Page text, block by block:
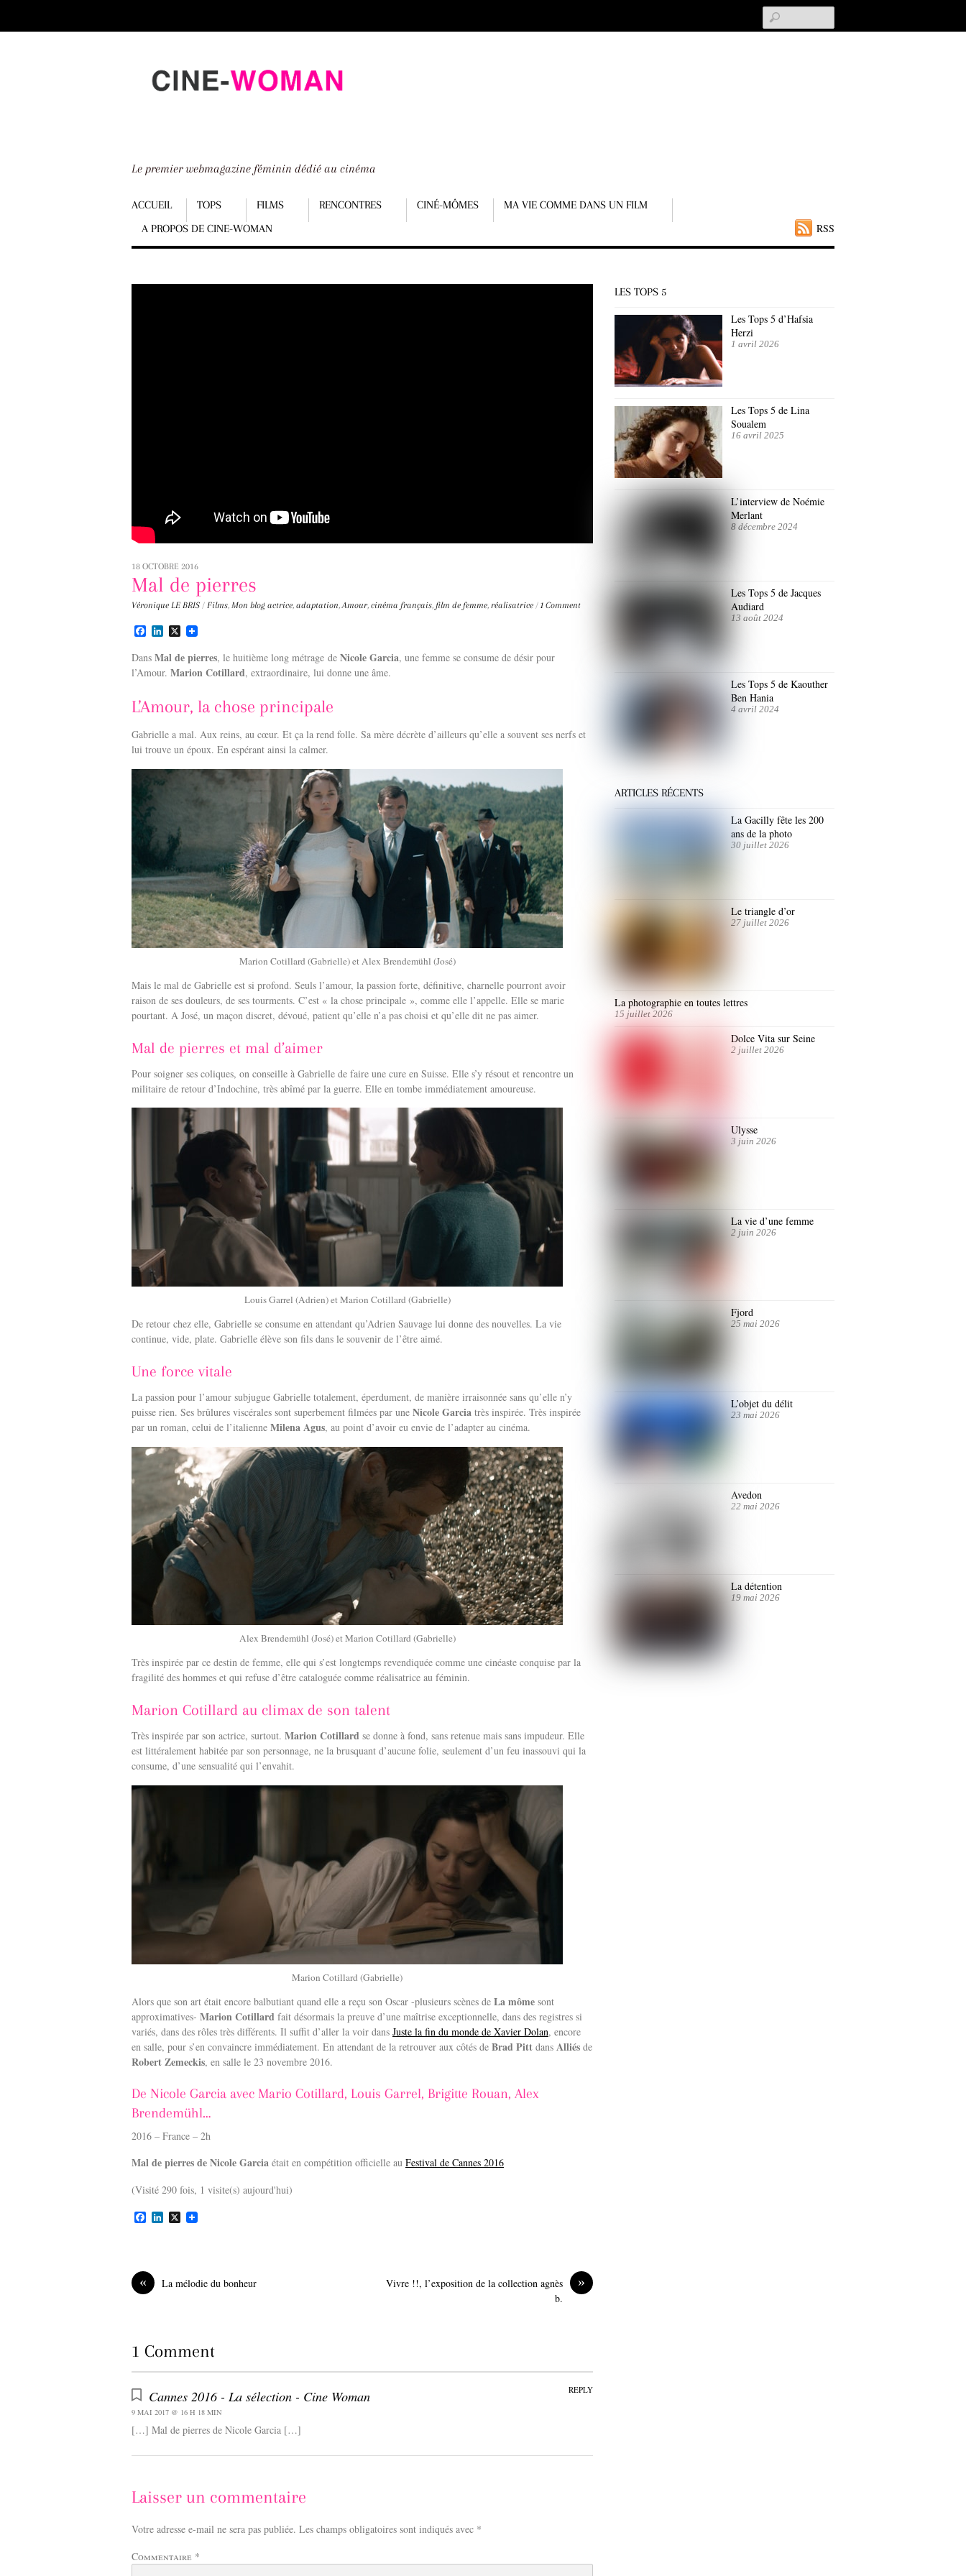
down
Le premier webmagazine féminin dédié au cinéma
RSS
Menu
ACCUEIL TOPS FILMS RENCONTRES CINÉ-MÔMES
MA VIE COMME DANS UN FILM
A PROPOS DE CINE-WOMAN
Scroll
to
18 OCTOBRE 2016
Mal de pierres
Véronique LE BRIS / Films, Mon blog actrice, adaptation,Amour, cinéma français, film de femme, réalisatrice / 1 Comment
F
c
e
b
o
k
L
n
k
e
n
X
Dans Mal de pierres, le huitième long métrage de Nicole Garcia, une femme se consume de désir pour
l’Amour. Marion Cotillard, extraordinaire, lui donne une âme.
L’Amour, la chose principale
Gabrielle a mal. Aux reins, au cœur. Et ça la rend folle. Sa mère décrète d’ailleurs qu’elle a souvent ses nerfs et
lui trouve un époux. En espérant ainsi la calmer.
Marion Cotillard (Gabrielle) et Alex Brendemühl (José)
Mais le mal de Gabrielle est si profond. Seuls l’amour, la passion forte, définitive, charnelle pourront avoir
raison de ses douleurs, de ses tourments. C’est « la chose principale », comme elle l’appelle. Elle se marie
pourtant. A José, un maçon discret, dévoué, patient qu’elle n’a pas choisi et qu’elle dit ne pas aimer.
Mal de pierres et mal d’aimer
Pour soigner ses coliques, on conseille à Gabrielle de faire une cure en Suisse. Elle s’y résout et rencontre un
militaire de retour d’Indochine, très abîmé par la guerre. Elle en tombe immédiatement amoureuse.
Louis Garrel (Adrien) et Marion Cotillard (Gabrielle)
De retour chez elle, Gabrielle se consume en attendant qu’Adrien Sauvage lui donne des nouvelles. La vie
continue, vide, plate. Gabrielle élève son fils dans le souvenir de l’être aimé.
Une force vitale
La passion pour l’amour subjugue Gabrielle totalement, éperdument, de manière irraisonnée sans qu’elle n’y
puisse rien. Ses brûlures viscérales sont superbement filmées par une Nicole Garcia très inspirée. Très inspirée
par un roman, celui de l’italienne Milena Agus, au point d’avoir eu envie de l’adapter au cinéma.
Alex Brendemühl (José) et Marion Cotillard (Gabrielle)
Très inspirée par ce destin de femme, elle qui s’est longtemps revendiquée comme une cinéaste conquise par la
fragilité des hommes et qui refuse d’être cataloguée comme réalisatrice au féminin.
Marion Cotillard au climax de son talent
Très inspirée par son actrice, surtout. Marion Cotillard se donne à fond, sans retenue mais sans impudeur. Elle
est littéralement habitée par son personnage, ne la brusquant d’aucune folie, seulement d’un feu inassouvi qui la
consume, d’une sensualité qui l’envahit.
Marion Cotillard (Gabrielle)
Alors que son art était encore balbutiant quand elle a reçu son Oscar -plusieurs scènes de La môme sont
approximatives- Marion Cotillard fait désormais la preuve d’une maîtrise exceptionnelle, dans des registres si
variés, dans des rôles très différents. Il suffit d’aller la voir dans Juste la fin du monde de Xavier Dolan, encore
en salle, pour s’en convaincre immédiatement. En attendant de la retrouver aux côtés de Brad Pitt dans Alliés de
Robert Zemeckis, en salle le 23 novembre 2016.
De Nicole Garcia avec Mario Cotillard, Louis Garrel, Brigitte Rouan, Alex
Brendemühl…
2016 – France – 2h
Mal de pierres de Nicole Garcia était en compétition officielle au Festival de Cannes 2016
(Visité 290 fois, 1 visite(s) aujourd'hui)
F
o
k
L
I
X
« La mélodie du bonheur »
Vivre !!, l’exposition de la collection agnès
b.
1 Comment
Cannes 2016 - La sélection - Cine Woman
9 MAI 2017 @ 16 H 18 MIN
[…] Mal de pierres de Nicole Garcia […]
REPLY
Laisser un commentaire
Votre adresse e-mail ne sera pas publiée. Les champs obligatoires sont indiqués avec *
Commentaire *
LES TOPS 5
Les Tops 5 d’Hafsia
Herzi
1 avril 2026
Les Tops 5 de Lina
Soualem
16 avril 2025
L’interview de Noémie
Merlant
8 décembre 2024
Les Tops 5 de Jacques
Audiard
13 août 2024
Les Tops 5 de Kaouther
Ben Hania
4 avril 2024
ARTICLES RÉCENTS
La Gacilly fête les 200
ans de la photo
30 juillet 2026
Le triangle d’or
27 juillet 2026
La photographie en toutes lettres
15 juillet 2026
Dolce Vita sur Seine
2 juillet 2026
Ulysse
3 juin 2026
La vie d’une femme
2 juin 2026
Fjord
25 mai 2026
L’objet du délit
23 mai 2026
Avedon
22 mai 2026
La détention
19 mai 2026